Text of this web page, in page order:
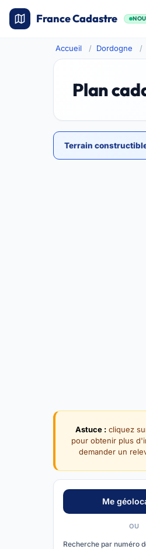
France Cadastre
Accueil Dordogne
Plan
Terrain
Astuce :cliquez
pour obtenir plus
demander un
OU
Recherche par numéro